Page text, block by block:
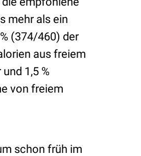
mehr als ein
(374/460) der
aus freiem
1,5 %
von freiem
schon früh im